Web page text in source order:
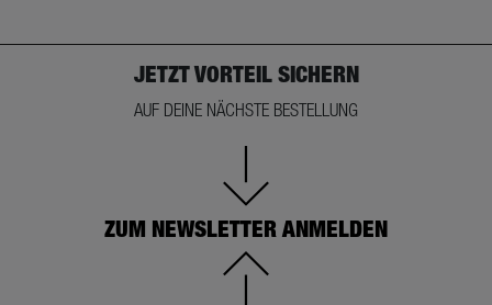
JETZT VORTEIL SICHERN
AUF DEINE NÄCHSTE BESTELLUNG
ZUM NEWSLETTER ANMELDEN